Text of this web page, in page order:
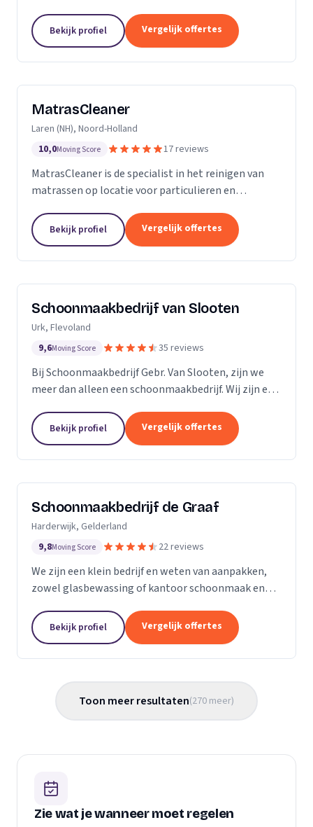
specialistische schoonmaak groeide Mannen van
Schoon al snel uit...
Bekijk profiel Vergelijk offertes
MatrasCleaner
Laren (NH), Noord-Holland
10,0Moving Score 17 reviews
MatrasCleaner is de specialist in het reinigen van
matrassen op locatie voor particulieren en
desinfectie van de matrassen wordt alle vervuiling...
Bekijk profiel Vergelijk offertes
Schoonmaakbedrijf van Slooten
Urk, Flevoland
9,6Moving Score 35 reviews
Bij Schoonmaakbedrijf Gebr. Van Slooten, zijn we
meer dan alleen een schoonmaakbedrijf. Wij zijn een
om uw omgeving schoon, fris en gastvrij te...
Bekijk profiel Vergelijk offertes
Schoonmaakbedrijf de Graaf
Harderwijk, Gelderland
9,8Moving Score 22 reviews
We zijn een klein bedrijf en weten van aanpakken,
zowel glasbewassing of kantoor schoonmaak en
bedrijven waar schoon gemaakt moet worden is
voor ons...
Bekijk profiel Vergelijk offertes
Toon meer resultaten(270 meer)
Zie wat je wanneer moet regelen